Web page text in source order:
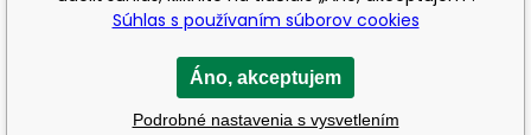
Súhlas s používaním súborov cookies
Áno, akceptujem
Podrobné nastavenia s vysvetlením